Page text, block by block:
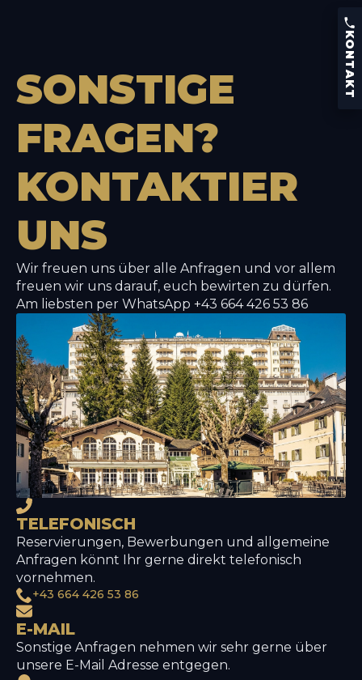
Speisekarte Reservieren
KONTAKT
SONSTIGE
FRAGEN?
KONTAKTIER
UNS
Wir freuen uns über alle Anfragen und vor allem
freuen wir uns darauf, euch bewirten zu dürfen.
Am liebsten per WhatsApp +43 664 426 53 86
TELEFONISCH
Reservierungen, Bewerbungen und allgemeine
Anfragen könnt Ihr gerne direkt telefonisch
vornehmen.
+43 664 426 53 86
E-MAIL
Sonstige Anfragen nehmen wir sehr gerne über
unsere E-Mail Adresse entgegen.